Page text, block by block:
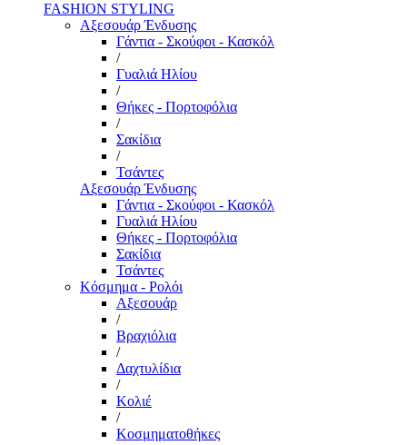
FASHION STYLING
Αξεσουάρ Ένδυσης
Γάντια - Σκούφοι - Κασκόλ
/
Γυαλιά Ηλίου
/
Θήκες - Πορτοφόλια
/
Σακίδια
/
Τσάντες
Αξεσουάρ Ένδυσης
Γάντια - Σκούφοι - Κασκόλ
Γυαλιά Ηλίου
Θήκες - Πορτοφόλια
Σακίδια
Τσάντες
Κόσμημα - Ρολόι
Αξεσουάρ
/
Βραχιόλια
/
Δαχτυλίδια
/
Κολιέ
/
Κοσμηματοθήκες